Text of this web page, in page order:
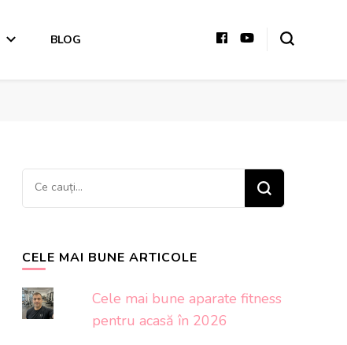
BLOG
Cauți
ceva?
CELE MAI BUNE ARTICOLE
Cele mai bune aparate fitness
pentru acasă în 2026